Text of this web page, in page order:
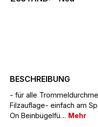
BESCHREIBUNG
- für alle
Filzauflage- einfach am
On Beinbügelfü… Mehr